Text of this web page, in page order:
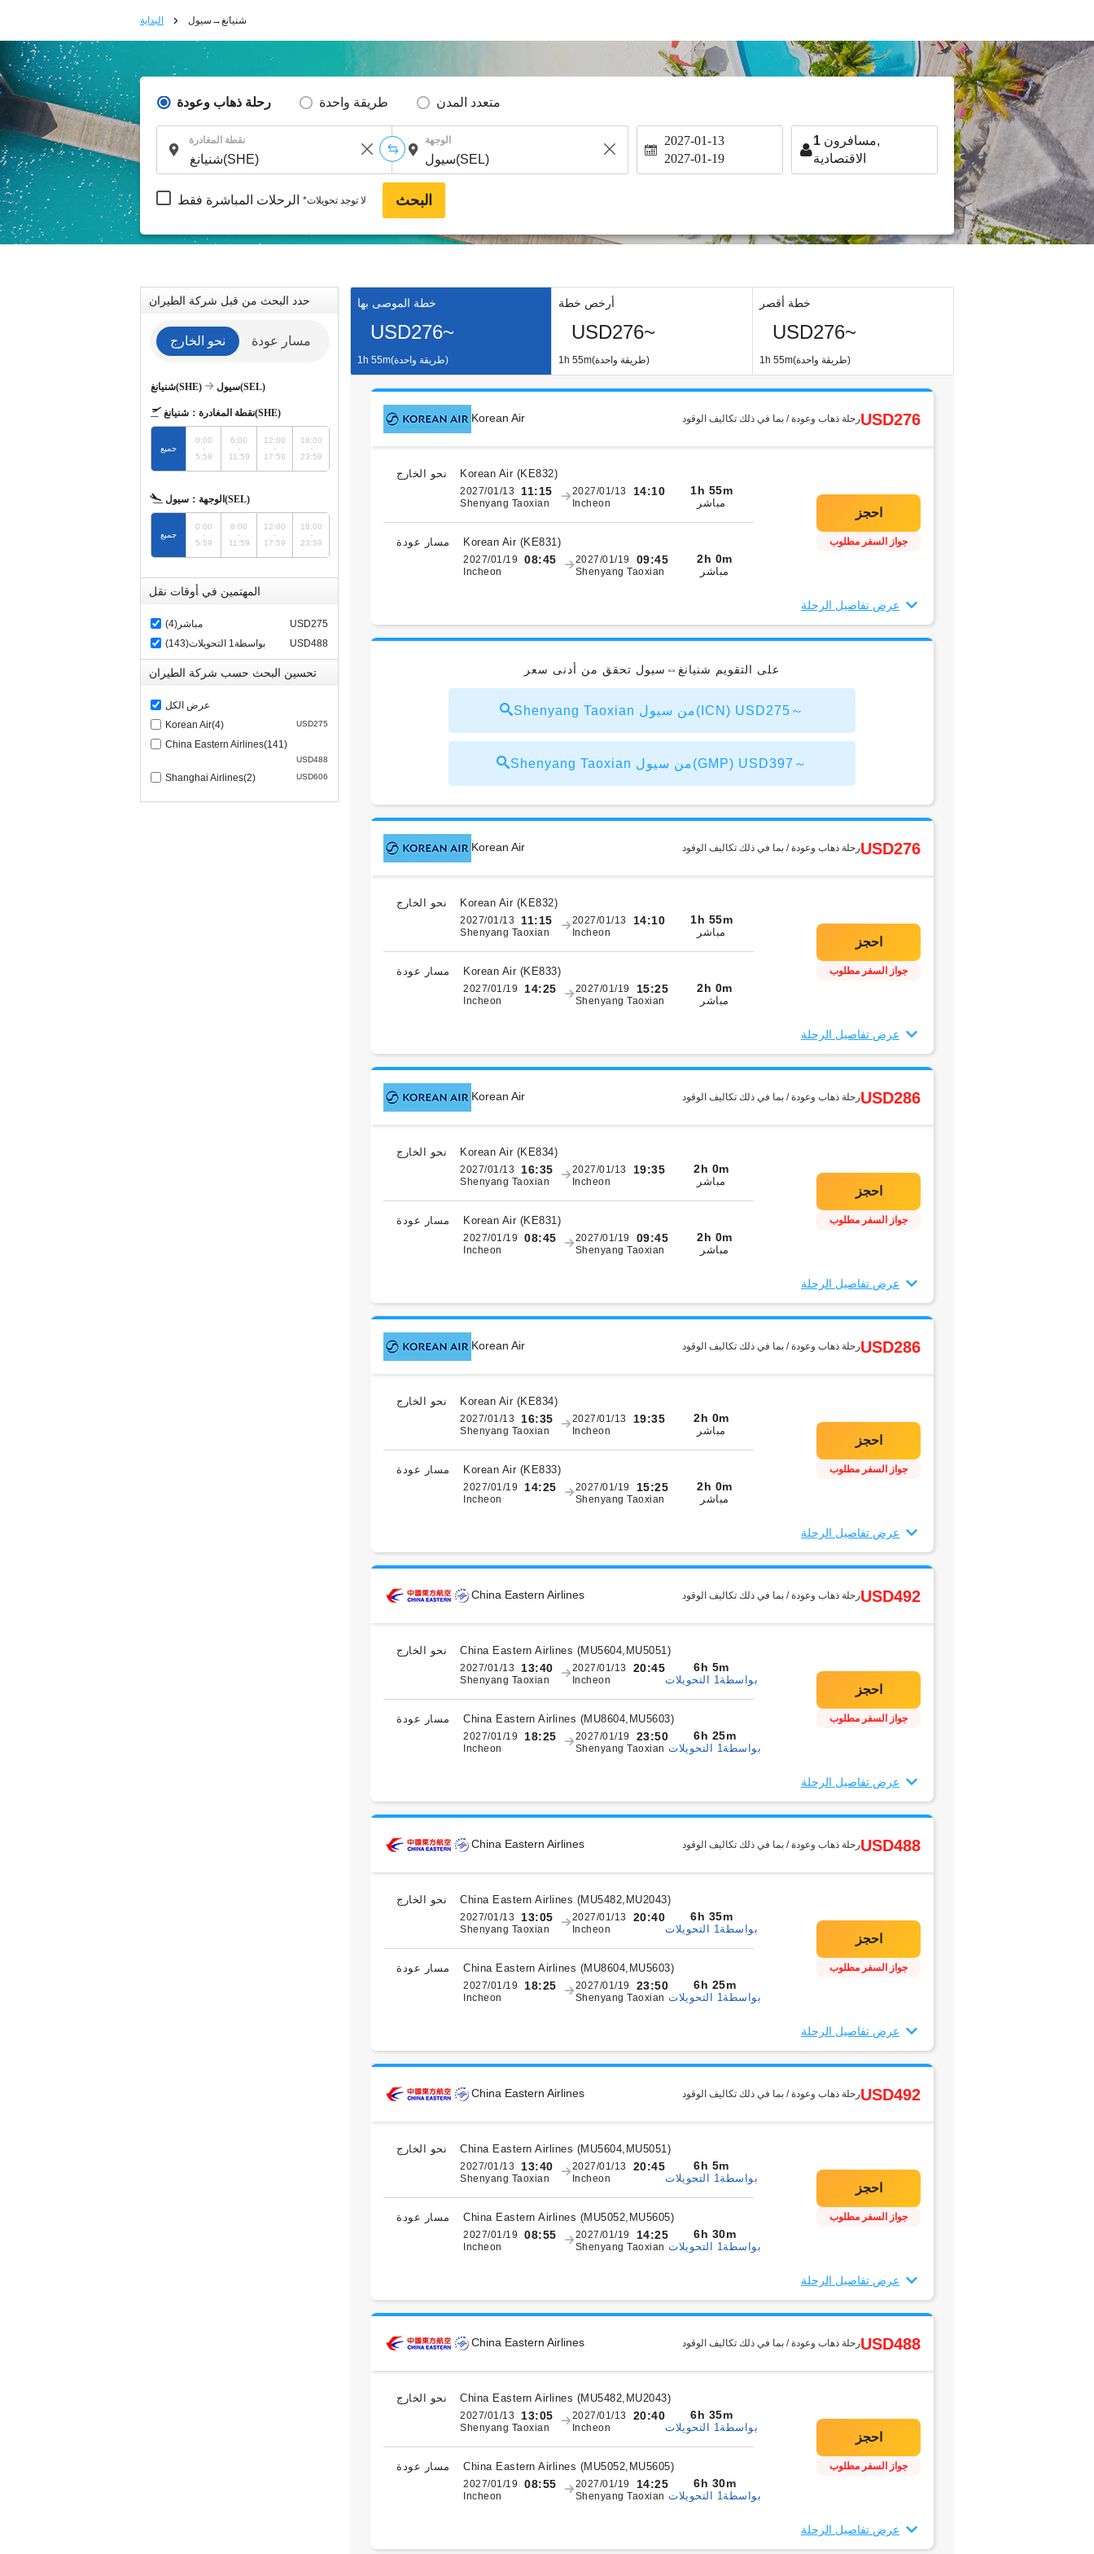
البداية شنيانغ→سيول
رحلة ذهاب وعودة طريقة واحدة متعدد المدن
نقطة المغادرة الوجهة 2027-01-13
2027-01-19
1
مسافرون,
الاقتصادية
الرحلات المباشرة فقط *لا توجد تحويلات البحث
حدد البحث من قبل شركة الطيران
نحو الخارج مسار عودة
شنيانغ(SHE) سيول(SEL)
نقطة المغادرة：شنيانغ(SHE)
جميع
0:00
-
5:59
6:00
-
11:59
12:00
-
17:59
18:00
-
23:59
الوجهة： سيول(SEL)
جميع
0:00
-
5:59
6:00
-
11:59
12:00
-
17:59
18:00
-
23:59
المهتمين في أوقات نقل
مباشر(4)
USD275
بواسطة1 التحويلات(143)
USD488
تحسين البحث حسب شركة الطيران
عرض الكل
Korean Air(4)
USD275
China Eastern Airlines(141)
USD488
Shanghai Airlines(2) USD606
خطة الموصى بها
USD276~
1h 55m(طريقة واحدة)
أرخص خطة
USD276~
1h 55m(طريقة واحدة)
خطة أقصر
USD276~
1h 55m(طريقة واحدة)
Korean Air رحلة ذهاب وعودة / بما في ذلك تكاليف الوقودUSD276
نحو الخارج Korean Air (KE832)
2027/01/13 11:15
Shenyang Taoxian
2027/01/13 14:10
Incheon
1h 55m
مباشر
مسار عودة Korean Air (KE831)
2027/01/19 08:45
Incheon
2027/01/19 09:45
Shenyang Taoxian
2h 0m
مباشر
جواز السفر مطلوب
عرض تفاصيل الرحلة
على التقويم شنيانغ⇔سيول تحقق من أدنى سعر
Shenyang Taoxian من سيول(ICN) USD275～
Shenyang Taoxian من سيول(GMP) USD397～
Korean Air رحلة ذهاب وعودة / بما في ذلك تكاليف الوقودUSD276
نحو الخارج Korean Air (KE832)
2027/01/13 11:15
Shenyang Taoxian
2027/01/13 14:10
Incheon
1h 55m
مباشر
مسار عودة Korean Air (KE833)
2027/01/19 14:25
Incheon
2027/01/19 15:25
Shenyang Taoxian
2h 0m
مباشر
جواز السفر مطلوب
عرض تفاصيل الرحلة
Korean Air رحلة ذهاب وعودة / بما في ذلك تكاليف الوقودUSD286
نحو الخارج Korean Air (KE834)
2027/01/13 16:35
Shenyang Taoxian
2027/01/13 19:35
Incheon
2h 0m
مباشر
مسار عودة Korean Air (KE831)
2027/01/19 08:45
Incheon
2027/01/19 09:45
Shenyang Taoxian
2h 0m
مباشر
جواز السفر مطلوب
عرض تفاصيل الرحلة
Korean Air رحلة ذهاب وعودة / بما في ذلك تكاليف الوقودUSD286
نحو الخارج Korean Air (KE834)
2027/01/13 16:35
Shenyang Taoxian
2027/01/13 19:35
Incheon
2h 0m
مباشر
مسار عودة Korean Air (KE833)
2027/01/19 14:25
Incheon
2027/01/19 15:25
Shenyang Taoxian
2h 0m
مباشر
جواز السفر مطلوب
عرض تفاصيل الرحلة
China Eastern Airlines رحلة ذهاب وعودة / بما في ذلك تكاليف الوقودUSD492
نحو الخارج China Eastern Airlines (MU5604,MU5051)
2027/01/13 13:40
Shenyang Taoxian
2027/01/13 20:45
Incheon
6h 5m
بواسطة1 التحويلات
مسار عودة China Eastern Airlines (MU8604,MU5603)
2027/01/19 18:25
Incheon
2027/01/19 23:50
Shenyang Taoxian
6h 25m
بواسطة1 التحويلات
جواز السفر مطلوب
عرض تفاصيل الرحلة
China Eastern Airlines رحلة ذهاب وعودة / بما في ذلك تكاليف الوقودUSD488
نحو الخارج China Eastern Airlines (MU5482,MU2043)
2027/01/13 13:05
Shenyang Taoxian
2027/01/13 20:40
Incheon
6h 35m
بواسطة1 التحويلات
مسار عودة China Eastern Airlines (MU8604,MU5603)
2027/01/19 18:25
Incheon
2027/01/19 23:50
Shenyang Taoxian
6h 25m
بواسطة1 التحويلات
جواز السفر مطلوب
عرض تفاصيل الرحلة
China Eastern Airlines رحلة ذهاب وعودة / بما في ذلك تكاليف الوقودUSD492
نحو الخارج China Eastern Airlines (MU5604,MU5051)
2027/01/13 13:40
Shenyang Taoxian
2027/01/13 20:45
Incheon
6h 5m
بواسطة1 التحويلات
مسار عودة China Eastern Airlines (MU5052,MU5605)
2027/01/19 08:55
Incheon
2027/01/19 14:25
Shenyang Taoxian
6h 30m
بواسطة1 التحويلات
جواز السفر مطلوب
عرض تفاصيل الرحلة
China Eastern Airlines رحلة ذهاب وعودة / بما في ذلك تكاليف الوقودUSD488
نحو الخارج China Eastern Airlines (MU5482,MU2043)
2027/01/13 13:05
Shenyang Taoxian
2027/01/13 20:40
Incheon
6h 35m
بواسطة1 التحويلات
مسار عودة China Eastern Airlines (MU5052,MU5605)
2027/01/19 08:55
Incheon
2027/01/19 14:25
Shenyang Taoxian
6h 30m
بواسطة1 التحويلات
جواز السفر مطلوب
عرض تفاصيل الرحلة